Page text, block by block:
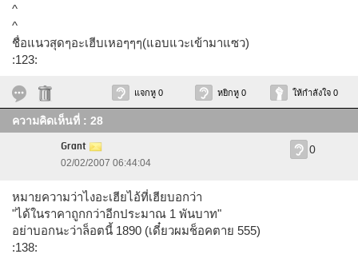
^
^
ชื่อแนวสุดๆอะเฮีบเหอๆๆๆ(แอบแวะเข้ามาแซว)
:123:
แจกหู 0 หยิกหู 0 ให้กำลังใจ 0
ความคิดเห็นที่ : 28
Grant
02/02/2007 06:44:04
0
หมายความว่าไงอะเฮียไอ้ที่เฮียบอกว่า
"ได้ในราคาถูกกว่าอีกประมาณ 1 พันบาท"
อย่าบอกนะว่าล็อตนี้ 1890 (เดี๋ยวผมช็อคตาย 555)
:138: